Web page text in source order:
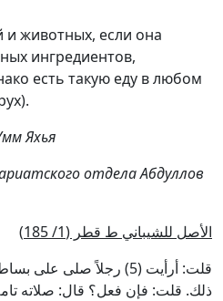
животных, если она
ингредиентов,
есть такую еду в любом
Яхья
отдела Абдуллов
الأصل للشيباني ط قطر (1/ 185
)
قلت: أرأيت (5) رجلاً صلى